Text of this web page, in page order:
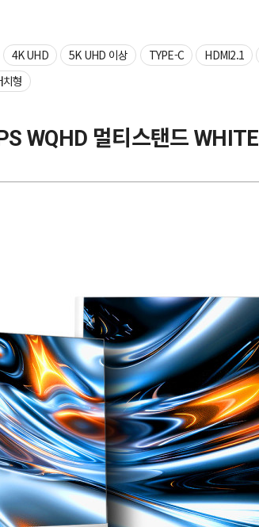
4K UHD 5K UHD 이상 TYPE-C HDMI2.1
치형
WQHD 멀티스탠드 WHITE